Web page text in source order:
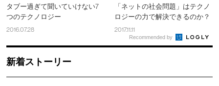
タブー過ぎて聞いていけない7
つのテクノロジー
2016.07.28
「ネットの社会問題」はテクノ
ロジーの力で解決できるのか？
2017.11.11
Recommended by
新着ストーリー